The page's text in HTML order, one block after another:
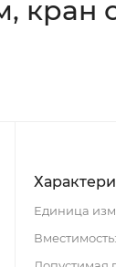
Единица
Вместимость: